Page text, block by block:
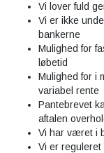
Vi lover fuld
Vi er ikke
bankerne
Mulighed for
løbetid
Mulighed for i
variabel rente
Pantebrevet
aftalen
Vi har været i
Vi er reguleret